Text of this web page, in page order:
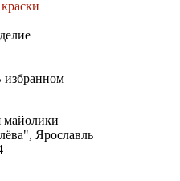
избранном
Ярославль